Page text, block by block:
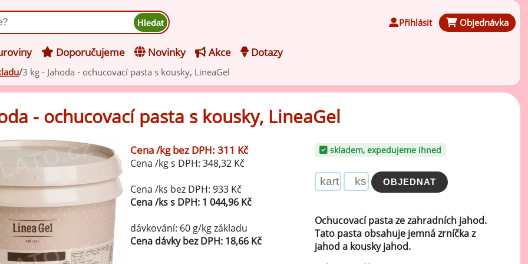
3 kg - Jahoda - ochucovací pasta s kousky, LineaGel
pasty do mléčného
Vanilkové ochucovací pasty
Lískooříškové ochucovací pasty
Mandlové ochucovací pasty
Pistáciové ochucovací pasty
Čokoládové ochucovací pasty
Speciální ochucovací pasty
Kávové ochucovací pasty
na zmrzlinu
základy pro výrobu
základy pro výrobu
zmrzliny
ochucené směsi pro
Doporučujeme Novinky Akce Dotazy
Přihlásit Objednávka
- ochucovací pasta s kousky, LineaGel
Cena /kg bez DPH: 311 Kč
Cena /kg s DPH: 348,32 Kč
Cena /ks bez DPH: 933 Kč
Cena /ks s DPH: 1 044,96 Kč
dávkování: 60 g/kg základu
Cena dávky bez DPH: 18,66 Kč
skladem, expedujeme ihned
Ochucovací pasta ze zahradních jahod.
Tato pasta obsahuje jemná zrníčka z
jahod a kousky jahod.